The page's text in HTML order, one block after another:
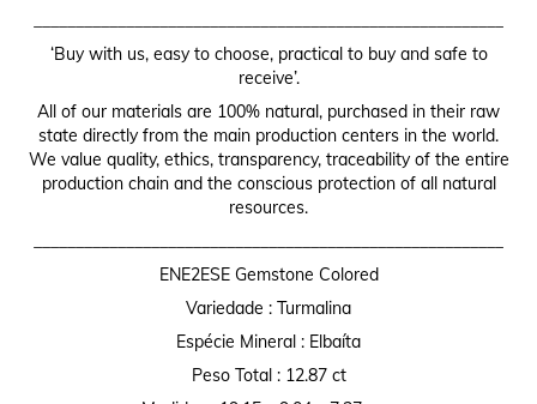
‘Buy with us, easy to choose, practical to buy and safe to
receive’.
All of our materials are 100% natural, purchased in their raw
state directly from the main production centers in the world.
We value quality, ethics, transparency, traceability of the entire
production chain and the conscious protection of all natural
resources.
ENE2ESE Gemstone Colored
Variedade : Turmalina
Espécie Mineral : Elbaíta
Peso Total : 12.87 ct